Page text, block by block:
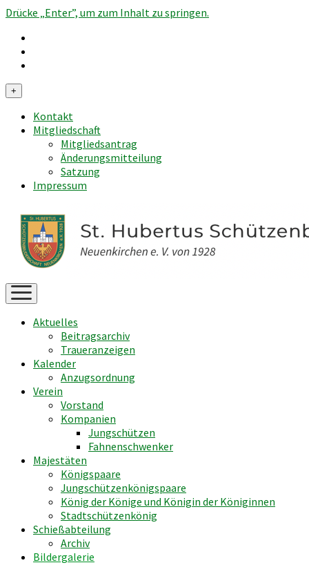
Drücke „Enter”, um zum Inhalt zu springen.
Menü
öffnen
+
Kontakt
Mitgliedschaft
Mitgliedsantrag
Änderungsmitteilung
Satzung
Impressum
Menü
öffnen
Aktuelles
Beitragsarchiv
Traueranzeigen
Kalender
Anzugsordnung
Verein
Vorstand
Kompanien
Jungschützen
Fahnenschwenker
Majestäten
Königspaare
Jungschützenkönigspaare
König der Könige und Königin der Königinnen
Stadtschützenkönig
Schießabteilung
Archiv
Bildergalerie